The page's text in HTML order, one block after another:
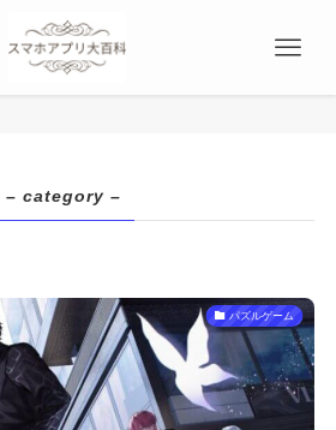
– category –
パズルゲーム